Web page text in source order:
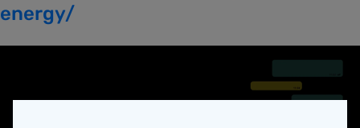
energy/